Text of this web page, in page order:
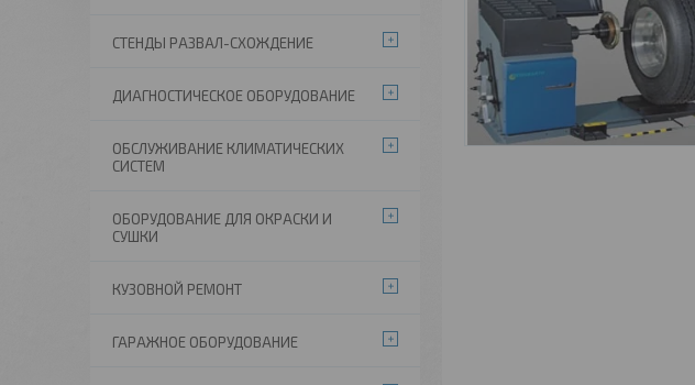
СТЕНДЫ РАЗВАЛ-СХОЖДЕНИЕ
ДИАГНОСТИЧЕСКОЕ ОБОРУДОВАНИЕ
ОБСЛУЖИВАНИЕ КЛИМАТИЧЕСКИХ
СИСТЕМ
ОБОРУДОВАНИЕ ДЛЯ ОКРАСКИ И
СУШКИ
КУЗОВНОЙ РЕМОНТ
ГАРАЖНОЕ ОБОРУДОВАНИЕ